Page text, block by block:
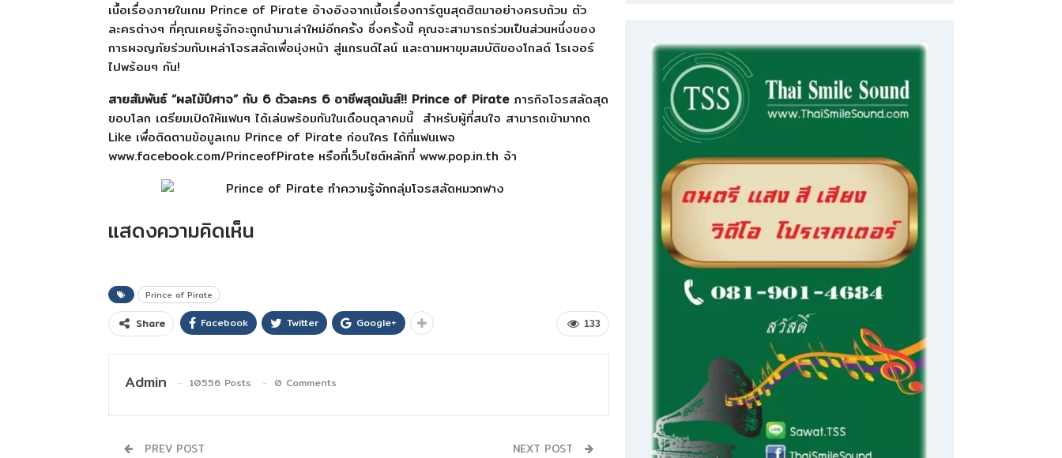
เนื้อเรื่องภายในเกม Prince of Pirate อ้างอิงจากเนื้อเรื่องการ์ตูนสุดฮิตมาอย่างครบถ้วน ตัว
ละครต่างๆ ที่คุณเคยรู้จักจะถูกนำมาเล่าใหม่อีกครั้ง ซึ่งครั้งนี้ คุณจะสามารถร่วมเป็นส่วนหนึ่งของ
การผจญภัยร่วมกับเหล่าโจรสลัดเพื่อมุ่งหน้า สู่แกรนด์ไลน์ และตามหาขุมสมบัติของโกลด์ โรเจอร์
ไปพร้อมๆ กัน!
สายสัมพันธ์ “ผลไม้ปีศาจ” กับ 6 ตัวละคร 6 อาชีพสุดมันส์!! Prince of Pirateภารกิจโจรสลัดสุด
ขอบโลก เตรียมเปิดให้แฟนๆ ได้เล่นพร้อมกันในเดือนตุลาคมนี้ สำหรับผู้ที่สนใจ สามารถเข้ามากด
Like เพื่อติดตามข้อมูลเกม Prince of Pirate ก่อนใคร ได้ที่แฟนเพจ
www.facebook.com/PrinceofPirate หรือที่เว็บไซต์หลักที่ www.pop.in.th จ้า
แสดงความคิดเห็น
Prince of Pirate
133
Share Facebook Twitter Google+
Admin 10556 Posts 0 Comments
PREV POST NEXT POST